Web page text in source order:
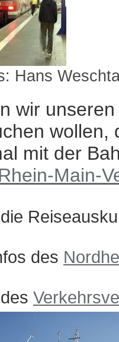
Hans
wir
wollen,
mit der
Main-
des